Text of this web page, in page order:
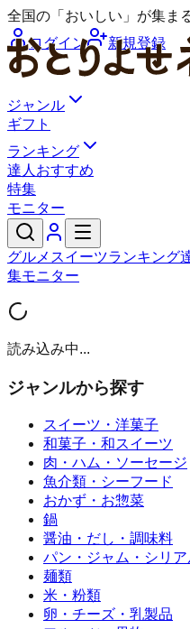
全国の「おいしい」が集ま
ログイン
新規登録
ジャンル
ギフト
ランキング
達人おすすめ
特集
モニター
グルメ スイーツランキング
集モニター
読み込み中...
ジャンルから探す
スイーツ・洋菓子
和菓子・和スイーツ
肉・ハム・ソーセージ
魚介類・シーフード
おかず・お惣菜
鍋
醤油・だし・調味料
パン・ジャム・シリア
麺類
米・粉類
卵・チーズ・乳製品